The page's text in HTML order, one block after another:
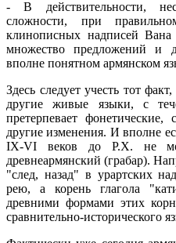
- В действительности,
сложности, при
клинописных надписей
множество предложений и
вполне понятном армянском
Здесь следует учесть тот
другие живые языки, с
претерпевает
другие изменения. И вполне
IX-VI веков до Р.Х. не
древнеармянский (грабар).
"след, назад" в урартских
peю, а корень глагола
древними формами этих
сравнительно-исторического